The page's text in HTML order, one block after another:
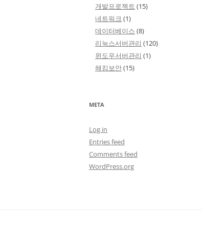
개발프로젝트 (15)
네트워크 (1)
데이터베이스 (8)
리눅스서버관리 (120)
윈도우서버관리 (1)
해킹보안(15)
META
Log in
Entries feed
Comments feed
WordPress.org